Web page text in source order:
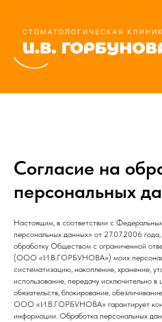
Согласие на
персональных
Настоящим, в соответствии с
персональных данных» от 27.07.2006
обработку Обществом с ограниченной
(ООО «И.В.ГОРБУНОВА») моих
систематизацию, накопление, хранение,
использование, передачу исключительно в
обязательств, блокирование,
ООО «И.В.ГОРБУНОВА» гарантирует
информации. Обработка персональных